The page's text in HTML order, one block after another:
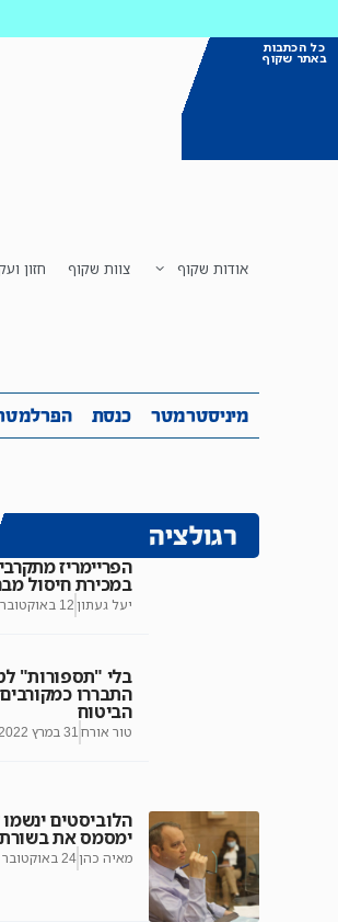
כל הכתבות
באתר שקוף
אודות שקוף צוות שקוף חזון
מיניסטרמטר כנסת
מיניסטרמטר כנסת
רגולציה
הפריימריז
במכירת חיסול
יעל געתון 12 באוקטובר 2025
בלי "תספורות"
התבררו
הביטוח
טור אורח31 במרץ 2022
הלוביסטים
ימסמס את
מאיה כהן24 באוקטובר 2021